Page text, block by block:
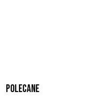
Polecane